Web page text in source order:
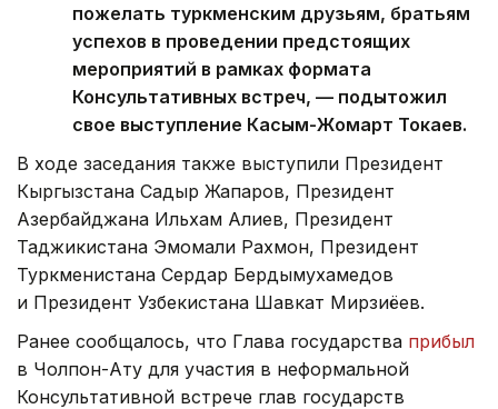
пожелать туркменским друзьям, братьям
успехов в проведении предстоящих
мероприятий в рамках формата
Консультативных встреч, — подытожил
свое выступление Касым-Жомарт Токаев.
В ходе заседания также выступили Президент
Кыргызстана Садыр Жапаров, Президент
Азербайджана Ильхам Алиев, Президент
Таджикистана Эмомали Рахмон, Президент
Туркменистана Сердар Бердымухамедов
и Президент Узбекистана Шавкат Мирзиёев.
Ранее сообщалось, что Глава государства прибыл
в Чолпон-Ату для участия в неформальной
Консультативной встрече глав государств